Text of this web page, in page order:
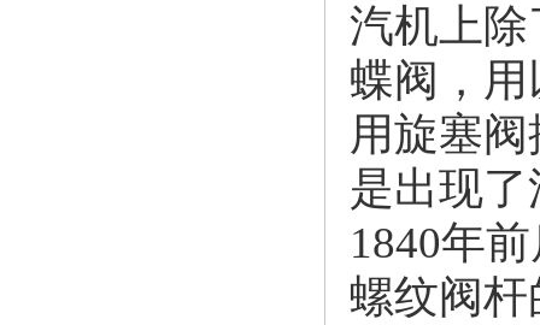
汽机上
蝶阀，
用旋塞
是出现
1840年
螺纹阀